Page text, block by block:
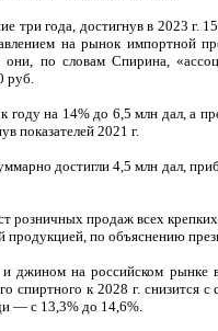
три года, достигнув в 2023 г.
на рынок импортной
они, по словам Спирина,
руб.
году на 14% до 6,5 млн дал, а
показателей 2021 г.
достигли 4,5 млн дал,
розничных продаж всех
продукцией, по объяснению
джином на российском
спиртного к 2028 г.
— с 13,3% до 14,6%.